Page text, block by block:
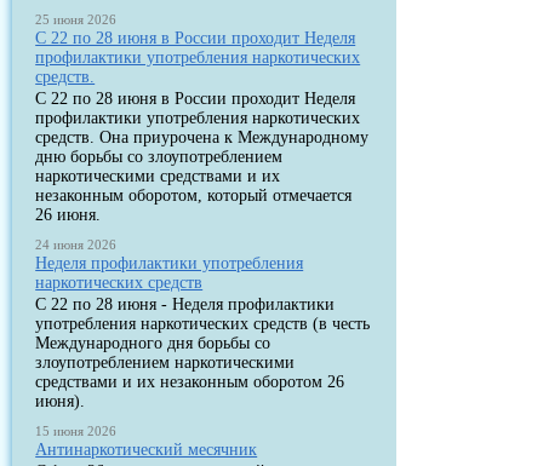
25 июня 2026
С 22 по 28 июня в России проходит Неделя
профилактики употребления наркотических
средств.
С 22 по 28 июня в России проходит Неделя
профилактики употребления наркотических
средств. Она приурочена к Международному
дню борьбы со злоупотреблением
наркотическими средствами и их
незаконным оборотом, который отмечается
26 июня.
24 июня 2026
Неделя профилактики употребления
наркотических средств
С 22 по 28 июня - Неделя профилактики
употребления наркотических средств (в честь
Международного дня борьбы со
злоупотреблением наркотическими
средствами и их незаконным оборотом 26
июня).
15 июня 2026
Антинаркотический месячник